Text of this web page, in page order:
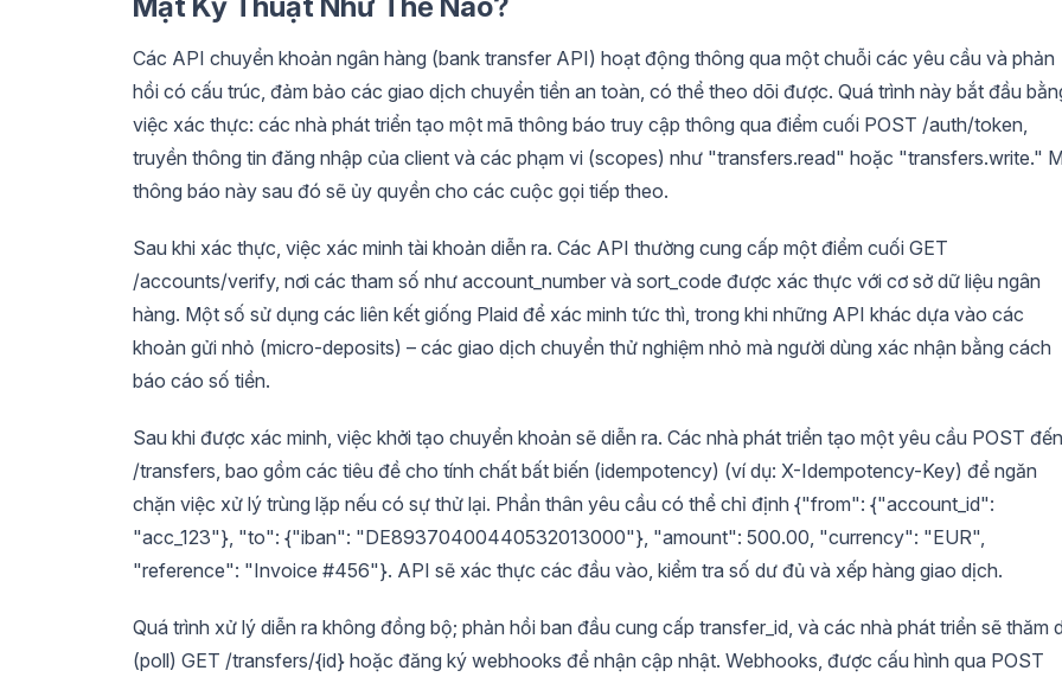
Các API chuyển khoản ngân hàng (bank transfer API) hoạt động thông qua một chuỗi các yêu cầu và phản
hồi có cấu trúc, đảm bảo các giao dịch chuyển tiền an toàn, có thể theo dõi được. Quá trình này bắt đầu
việc xác thực: các nhà phát triển tạo một mã thông báo truy cập thông qua điểm cuối POST /auth/token,
truyền thông tin đăng nhập của client và các phạm vi (scopes) như "transfers.read" hoặc "transfers.write."
thông báo này sau đó sẽ ủy quyền cho các cuộc gọi tiếp theo.
Sau khi xác thực, việc xác minh tài khoản diễn ra. Các API thường cung cấp một điểm cuối GET
/accounts/verify, nơi các tham số như account_number và sort_code được xác thực với cơ sở dữ liệu ngân
hàng. Một số sử dụng các liên kết giống Plaid để xác minh tức thì, trong khi những API khác dựa vào các
khoản gửi nhỏ (micro-deposits) – các giao dịch chuyển thử nghiệm nhỏ mà người dùng xác nhận bằng cách
báo cáo số tiền.
Sau khi được xác minh, việc khởi tạo chuyển khoản sẽ diễn ra. Các nhà phát triển tạo một yêu cầu POST đến
/transfers, bao gồm các tiêu đề cho tính chất bất biến (idempotency) (ví dụ: X-Idempotency-Key) để ngăn
chặn việc xử lý trùng lặp nếu có sự thử lại. Phần thân yêu cầu có thể chỉ định {"from": {"account_id":
"acc_123"}, "to": {"iban": "DE89370400440532013000"}, "amount": 500.00, "currency": "EUR",
"reference": "Invoice #456"}. API sẽ xác thực các đầu vào, kiểm tra số dư đủ và xếp hàng giao dịch.
Quá trình xử lý diễn ra không đồng bộ; phản hồi ban đầu cung cấp transfer_id, và các nhà phát triển sẽ thăm
(poll) GET /transfers/{id} hoặc đăng ký webhooks để nhận cập nhật. Webhooks, được cấu hình qua POST